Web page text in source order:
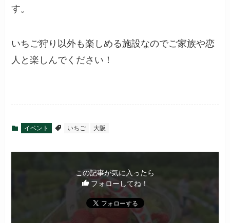
す。
いちご狩り以外も楽しめる施設なのでご家族や恋
人と楽しんでください！
イベント いちご 大阪
この記事が気に入ったら
フォローしてね！